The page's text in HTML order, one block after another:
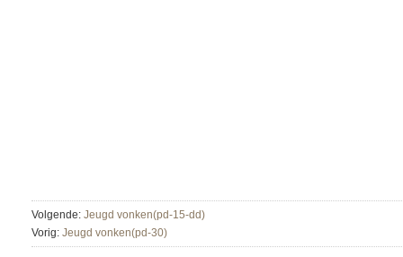
Volgende: Jeugd vonken(pd-15-dd)
Vorig: Jeugd vonken(pd-30)